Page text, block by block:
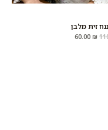
זית מלבן
60.00 ₪